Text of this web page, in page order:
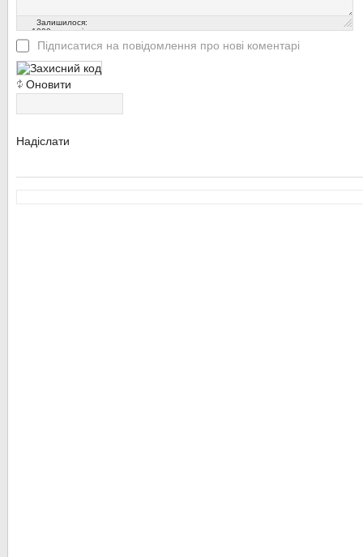
Залишилося:
1000символів
Підписатися на повідомлення про нові коментарі
Оновити
Надіслати